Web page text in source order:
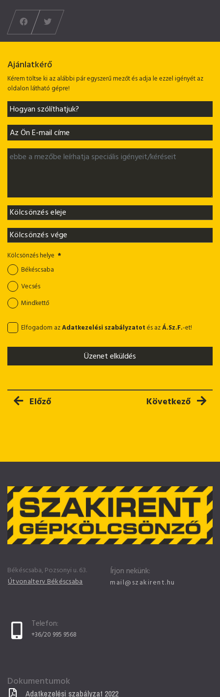
Ajánlatkérő
Kérem töltse ki az alábbi pár egyszerű mezőt és adja le ezzel igényét az
oldalon látható gépre!
Kölcsönzés helye *
Békéscsaba
Vecsés
Mindkettő
Elfogadom azAdatkezelési szabályzatotés azÁ.Sz.F.-et!
Üzenet elküldés
Előző cikk: Falhorony maró, 230 V
Előző Következő cikk:
Következő
Békéscsaba, Pozsonyi u. 63.
Útvonalterv Békéscsaba
Írjon nekünk:
mail@szakirent.hu
Telefon:
+36/20 995 9568
Dokumentumok
Adatkezelési szabályzat 2022